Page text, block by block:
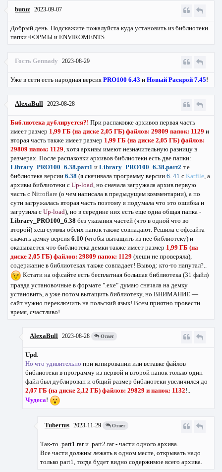
butuz 2023-09-07
Добрый день. Подскажите пожалуйста куда установить из библиотеки
папки ФОРМЫ и ENVIROMENTS
Гость Gennady 2023-08-29
Уже в сети есть народная версия PRO100 6.43 и Новый Раскрой 7.45!
AlexaBull 2023-08-28
Библиотека дублируется?! При распаковке архивов первая часть
имеет размер 1,99 ГБ (на диске 2,05 ГБ) файлов: 29809 папок: 1129 и
вторая часть также имеет размер 1,99 ГБ (на диске 2,05 ГБ) файлов:
29809 папок: 1129, хотя архивы имеют незначительную разницу в
размерах. После распаковки архивов библиотеки есть две папки:
Library_PRO100_6.38.part1 и Library_PRO100_6.38.part2 т.е.
библиотека версии 6.38 (я скачивала программу версии 6. 41 с Katfile, а
архивы библиотеки с Up-load, но сначала загружала архив первую
часть с Nitroflare (о чем написала в предыдущем комментарии), а по
сути загружалась вторая часть поэтому я подумала что это ошибка и
загрузила с Up-load), но в середине них есть еще одна общая папка -
Library_PRO100_6.38 без указания частей (что в одной что во
второй) хеш суммы обеих папок также совпадают. Решила с оф.сайта
скачать демку версия 6.10 (чтобы вытащить из нее библиотеку) и
оказывается что библиотека демки также имеет размер 1,99 ГБ (на
диске 2,05 ГБ) файлов: 29809 папок: 1129 (хеши не проверяла),
содержание в библиотеках также совпадает! Вывод: кто-то напутал?..
Кстати на оф.сайте есть бесплатная большая библиотека (31 файл)
правда установочные в формате ".exe" думаю сначала на демку
установить, а уже потом вытащить библиотеку, но ВНИМАНИЕ —
сайт нужно переключить на польский язык! Всем приятно провести
время, счастливо!
AlexaBull 2023-08-28 Ответ
Upd.
Но что удивительно при копировании или вставке файлов
библиотеки в программу из первой и второй папок только один
файл был дублирован и общий размер библиотеки увеличился до
2,07 ГБ (на диске 2,12 ГБ) файлов: 29829 и папок: 1132!..
Чудеса!
Tubertus 2023-11-29 Ответ
Так-то .part1.rar и .part2.rar - части одного архива.
Все части должны лежать в одном месте, открывать надо
только part1, тогда будет видно содержимое всего архива.